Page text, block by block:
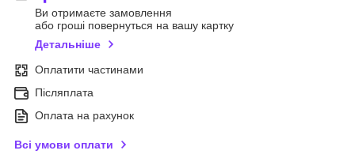
Ви отримаєте замовлення
або гроші повернуться на вашу картку
Детальніше
Оплатити частинами
Післяплата
Оплата на рахунок
Всі умови оплати